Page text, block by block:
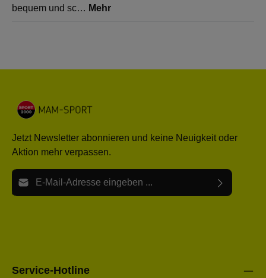
bequem und sc… Mehr
Jetzt Newsletter abonnieren und keine Neuigkeit oder
Aktion mehr verpassen.
E-Mail-Adresse*
Service-Hotline